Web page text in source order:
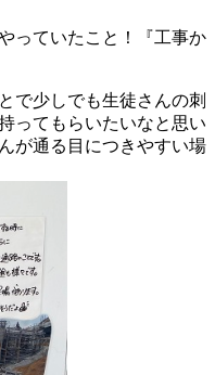
っていたこと！『工事か
で少しでも生徒さんの刺
ってもらいたいなと思い
が通る目につきやすい場